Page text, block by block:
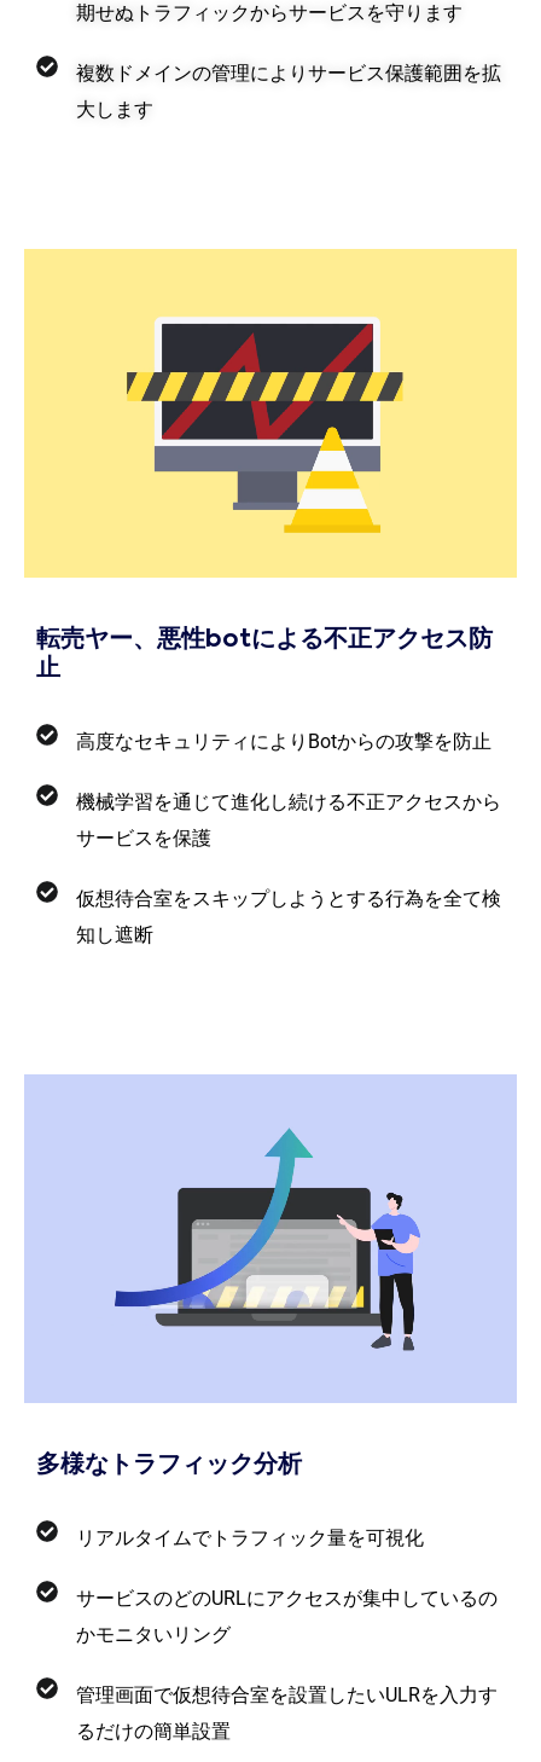
期せぬトラフィックからサービスを守ります
複数ドメインの管理によりサービス保護範囲を拡
大します
転売ヤー、悪性botによる不正アクセス防
止
高度なセキュリティによりBotからの攻撃を防止
機械学習を通じて進化し続ける不正アクセスから
サービスを保護
仮想待合室をスキップしようとする行為を全て検
知し遮断
多様なトラフィック分析
リアルタイムでトラフィック量を可視化
サービスのどのURLにアクセスが集中しているの
かモニタいリング
管理画面で仮想待合室を設置したいULRを入力す
るだけの簡単設置